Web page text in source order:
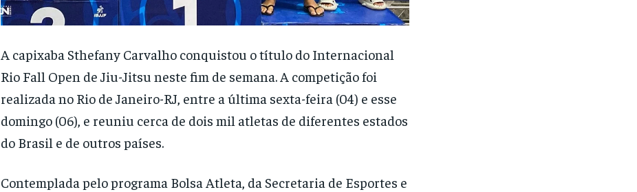
A capixaba Sthefany Carvalho conquistou o título do Internacional
Rio Fall Open de Jiu-Jitsu neste fim de semana. A competição foi
realizada no Rio de Janeiro-RJ, entre a última sexta-feira (04) e esse
domingo (06), e reuniu cerca de dois mil atletas de diferentes estados
do Brasil e de outros países.
Contemplada pelo programa Bolsa Atleta, da Secretaria de Esportes e